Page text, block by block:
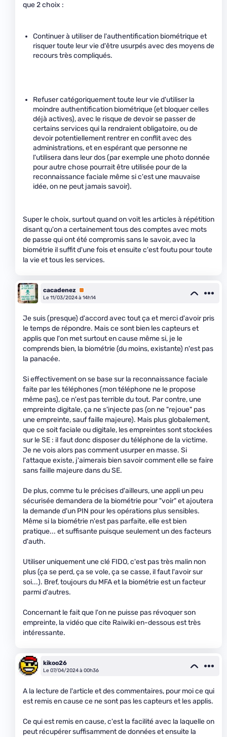
que 2 choix :
Continuer à utiliser de l'authentification biométrique et
risquer toute leur vie d'être usurpés avec des moyens de
recours très compliqués.
Refuser catégoriquement toute leur vie d'utiliser la
moindre authentification biométrique (et bloquer celles
déjà actives), avec le risque de devoir se passer de
certains services qui la rendraient obligatoire, ou de
devoir potentiellement rentrer en conflit avec des
administrations, et en espérant que personne ne
l'utilisera dans leur dos (par exemple une photo donnée
pour autre chose pourrait être utilisée pour de la
reconnaissance faciale même si c'est une mauvaise
idée, on ne peut jamais savoir).
Super le choix, surtout quand on voit les articles à répétition
disant qu'on a certainement tous des comptes avec mots
de passe qui ont été compromis sans le savoir, avec la
biométrie il suffit d'une fois et ensuite c'est foutu pour toute
la vie et tous les services.
cacadenez Premium
Le 11/03/2024 à 14h14
Je suis (presque) d'accord avec tout ça et merci d'avoir pris
le temps de répondre. Mais ce sont bien les capteurs et
applis que l'on met surtout en cause même si, je le
comprends bien, la biométrie (du moins, existante) n'est pas
la panacée.
Si effectivement on se base sur la reconnaissance faciale
faite par les téléphones (mon téléphone ne le propose
même pas), ce n'est pas terrible du tout. Par contre, une
empreinte digitale, ça ne s'injecte pas (on ne "rejoue" pas
une empreinte, sauf faille majeure). Mais plus globalement,
que ce soit faciale ou digitale, les empreintes sont stockées
sur le SE : il faut donc disposer du téléphone de la victime.
Je ne vois alors pas comment usurper en masse. Si
l'attaque existe, j'aimerais bien savoir comment elle se faire
sans faille majeure dans du SE.
De plus, comme tu le précises d'ailleurs, une appli un peu
sécurisée demandera de la biométrie pour "voir" et ajoutera
la demande d'un PIN pour les opérations plus sensibles.
Même si la biométrie n'est pas parfaite, elle est bien
pratique... et suffisante puisque seulement un des facteurs
d'auth.
Utiliser uniquement une clé FIDO, c'est pas très malin non
plus (ça se perd, ça se vole, ça se casse, il faut l'avoir sur
soi...). Bref, toujours du MFA et la biométrie est un facteur
parmi d'autres.
Concernant le fait que l'on ne puisse pas révoquer son
empreinte, la vidéo que cite Raiwiki en-dessous est très
intéressante.
kikoo26
Le 07/04/2024 à 00h36
A la lecture de l'article et des commentaires, pour moi ce qui
est remis en cause ce ne sont pas les capteurs et les applis.
Ce qui est remis en cause, c'est la facilité avec la laquelle on
peut récupérer suffisamment de données et ensuite la